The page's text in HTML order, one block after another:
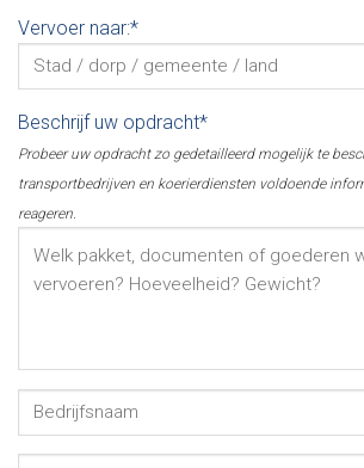
Vervoer naar:*
Beschrijf uw opdracht*
Probeer uw opdracht zo gedetailleerd mogelijk te
transportbedrijven en koerierdiensten voldoende
reageren.